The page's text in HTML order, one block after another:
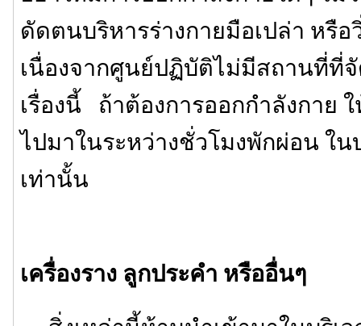
ดัดตนบริหารร่างกายมือเปล่า หรื
เนื่องจากศูนย์ปฏิบัติไม่มีสถานที่ที่
เรื่องนี้ ถ้าต้องการออกกำลังกาย
ไปมาในระหว่างชั่วโมงพักผ่อน ใ
เท่านั้น
เครื่องราง ลูกประคำ หรืออื่นๆ